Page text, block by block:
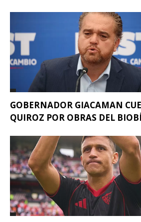
GOBERNADOR GIACAMAN
QUIROZ POR OBRAS DEL